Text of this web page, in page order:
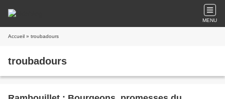
MENU
Accueil » troubadours
troubadours